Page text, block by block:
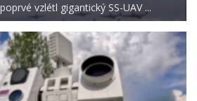
vzlétl gigantický SS-UAV ...